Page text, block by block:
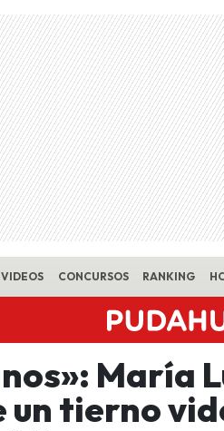
VIDEOS CONCURSOS RANKING
María
tierno